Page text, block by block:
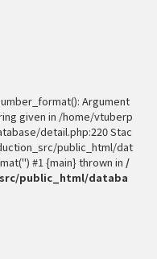
Argument
given in /home/vtuberp
detail.php:220 Stac
public_html/dat
#1 {main} thrown in /
public_html/databa